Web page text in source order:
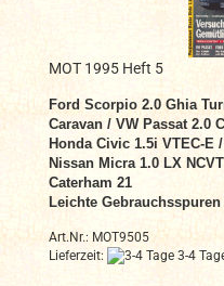
MOT 1995 Heft 5
Ford Scorpio 2.0 Ghia
Caravan / VW Passat 2.0
Honda Civic 1.5i VTEC-E
Nissan Micra 1.0 LX NCVT
Caterham 21
Leichte Gebrauchsspuren
Art.Nr.: MOT9505
Lieferzeit:
3-4